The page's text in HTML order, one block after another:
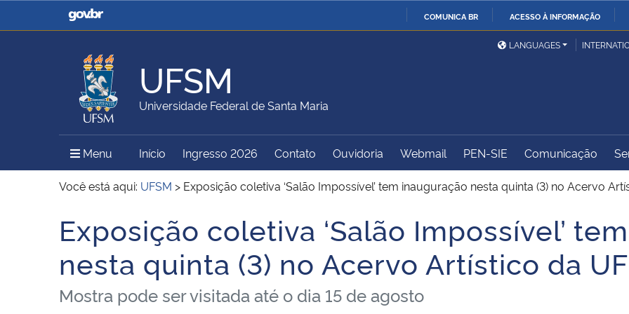
COMUNICA BR ACESSO À INFORMAÇÃO
Casa Civil
Ministério da Justiça e
Ministério da Defesa
Ministério das Relações
Exteriores
Ministério da Agricultura,
Pecuária e Abastecimento
Ministério da Educação
Ministério do Meio Ambiente Ministério do Turismo
Ministério do
Desenvolvimento Regional
Controladoria-Geral da
União
Secretaria de Governo
Gabinete de Segurança
Institucional
Advocacia-Geral da União Banco Central do Brasil
LANGUAGES
UFSM
Universidade Federal de Santa Maria
Menu Menu Principal do Sítio
Início Ingresso 2026 Contato Ouvidoria Webmail PEN-SIE Comunicação
Você está aqui: UFSM > Exposição coletiva ‘Salão Impossível’ tem inauguração nesta quinta (3) no Acervo
Início do conteúdo
Exposição coletiva ‘Salão Impossível’
nesta quinta (3) no Acervo Artístico da
Mostra pode ser visitada até o dia 15 de agosto